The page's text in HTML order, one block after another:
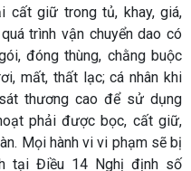
cất giữ trong tủ, khay, giá,
trình vận chuyển dao có
đóng thùng, chằng buộc
mất, thất lạc; cá nhân khi
thương cao để sử dụng
phải được bọc, cất giữ,
Mọi hành vi vi phạm sẽ bị
tại Điều 14 Nghị định số